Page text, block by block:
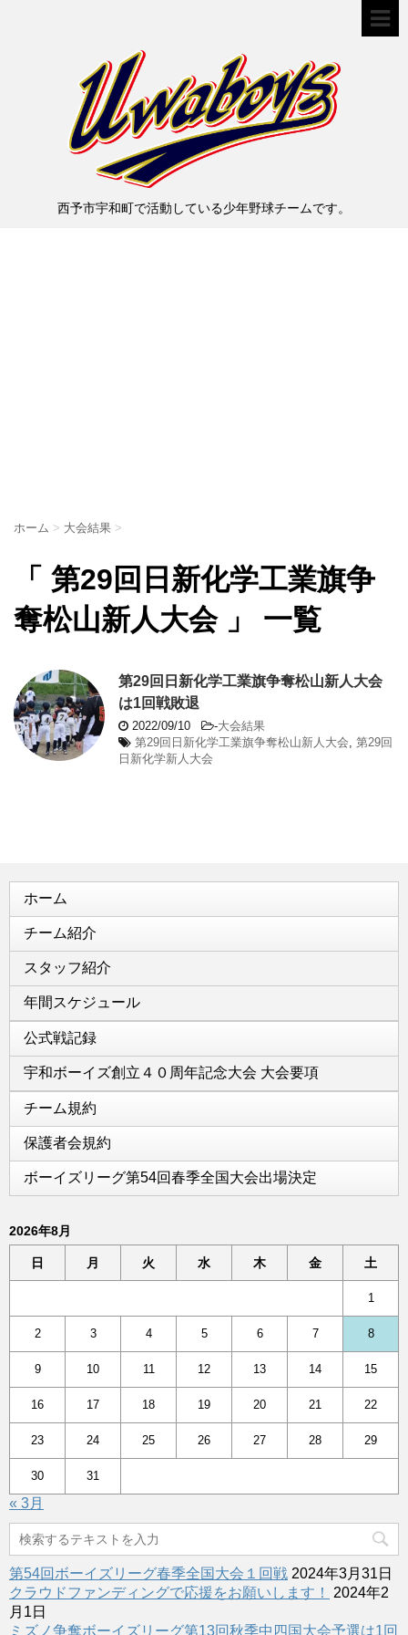
西予市宇和町で活動している少年野球チームです。
ホーム > 大会結果 >
「 第29回日新化学工業旗争
奪松山新人大会 」 一覧
第29回日新化学工業旗争奪松山新人大会
は1回戦敗退
2022/09/10 -大会結果
第29回日新化学工業旗争奪松山新人大会 第29回
日新化学新人大会
ホーム
チーム紹介
スタッフ紹介
年間スケジュール
公式戦記録
宇和ボーイズ創立４０周年記念大会 大会要項
チーム規約
保護者会規約
ボーイズリーグ第54回春季全国大会出場決定
2026年8月
日 月 火 水 木 金 土
1
2 3 4 5 6 7 8
9 10 11 12 13 14 15
16 17 18 19 20 21 22
23 24 25 26 27 28 29
30 31
« 3月
第54回ボーイズリーグ春季全国大会１回戦 2024年3月31日
クラウドファンディングで応援をお願いします！
2024年2
月1日
ミズノ争奪ボーイズリーグ第13回秋季中四国大会予選は1回